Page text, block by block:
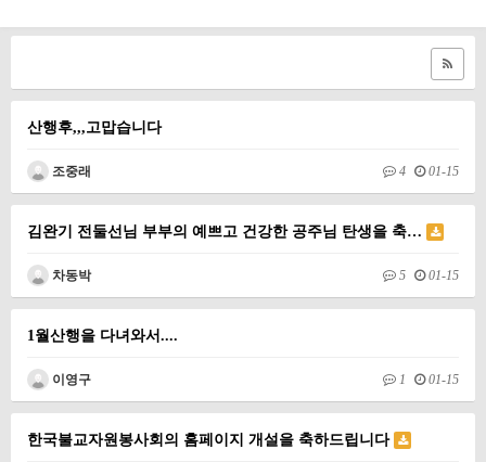
산행후,,,고맙습니다
조중래 4 01-15
김완기 전둘선님 부부의 예쁘고 건강한 공주님 탄생을 축…
차동박 5 01-15
1월산행을 다녀와서....
이영구 1 01-15
한국불교자원봉사회의 홈페이지 개설을 축하드립니다